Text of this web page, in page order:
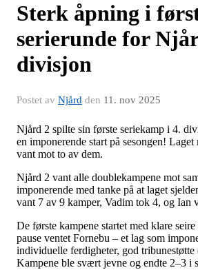
Sterk åpning i
serierunde for
divisjon
Postet av Njård den 11. nov 2025
Njård 2 spilte sin første seriekamp i 4.
en imponerende start på sesongen!
vant mot to av dem.
Njård 2 vant alle doublekampene mot
imponerende med tanke på at laget
vant 7 av 9 kamper, Vadim tok 4, og Ian
De første kampene startet med klare
pause ventet Fornebu – et lag som
individuelle ferdigheter, god tribunestøtte
Kampene ble svært jevne og endte 2–3 i